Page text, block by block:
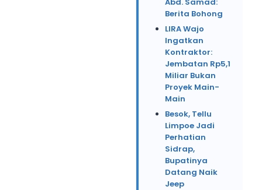
Berita Bohong
LIRA Wajo
Ingatkan
Kontraktor:
Jembatan Rp5,1
Miliar Bukan
Proyek Main-
Main
Besok, Tellu
Limpoe Jadi
Perhatian
Sidrap,
Bupatinya
Datang Naik
Jeep